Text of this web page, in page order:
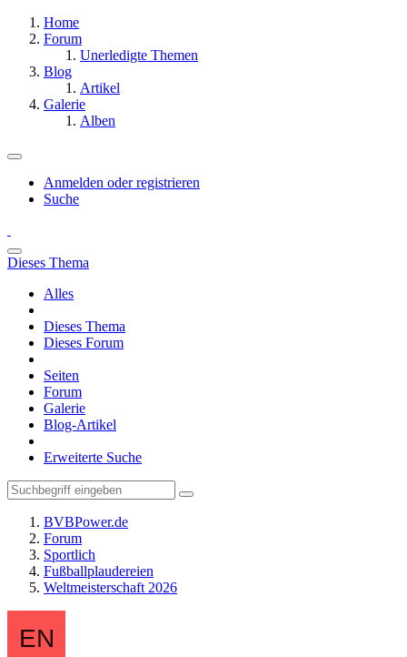
Home
Forum
Unerledigte Themen
Blog
Artikel
Galerie
Alben
Anmelden oder registrieren
Suche
Dieses Thema
Alles
Dieses Thema
Dieses Forum
Seiten
Forum
Galerie
Blog-Artikel
Erweiterte Suche
BVBPower.de
Forum
Sportlich
Fußballplaudereien
Weltmeisterschaft 2026